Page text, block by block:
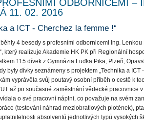
ODBORNICEMI –
11. 02. 2016
a ICT - Cherchez la femme !“
4 besedy s profesními odbornicemi Ing.
který realizuje Akademie HK PK při Regionální
115 dívek z Gymnázia Luďka Pika, Plzeň,
byly dívky seznámeny s projektem „Technika a
vyprávěla svůj poutavý osobní příběh o cestě k
až po současné zaměstnání vědecké
o své pracovní náplni, co považuje na svém
(testování náhrad meziobratlových plotének),
absolventů jednotlivých typů vysokých